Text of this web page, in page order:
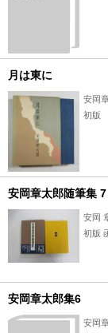
月は東に
安岡
初版
安岡章太郎随筆集 7
安岡
初版
安岡章太郎集6
安岡